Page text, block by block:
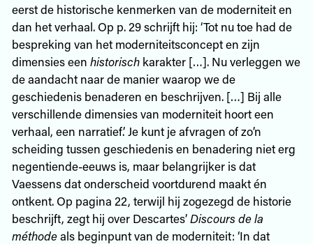
eerst de historische kenmerken van de moderniteit en
dan het verhaal. Op p. 29 schrijft hij: ‘Tot nu toe had de
bespreking van het moderniteitsconcept en zijn
dimensies een historischkarakter […]. Nu verleggen we
de aandacht naar de manier waarop we de
geschiedenis benaderen en beschrijven. […] Bij alle
verschillende dimensies van moderniteit hoort een
verhaal, een narratief.’ Je kunt je afvragen of zo’n
scheiding tussen geschiedenis en benadering niet erg
negentiende-eeuws is, maar belangrijker is dat
Vaessens dat onderscheid voortdurend maakt én
ontkent. Op pagina 22, terwijl hij zogezegd de historie
beschrijft, zegt hij over Descartes’Discours de la
méthodeals beginpunt van de moderniteit: ‘In dat